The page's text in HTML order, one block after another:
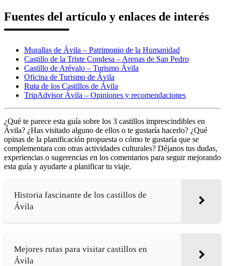
Fuentes del artículo y enlaces de interés
Murallas de Ávila – Patrimonio de la Humanidad
Castillo de la Triste Condesa – Arenas de San Pedro
Castillo de Arévalo – Turismo Ávila
Oficina de Turismo de Ávila
Ruta de los Castillos de Ávila
TripAdvisor Ávila – Opiniones y recomendaciones
¿Qué te parece esta guía sobre los 3 castillos imprescindibles en
Ávila? ¿Has visitado alguno de ellos o te gustaría hacerlo? ¿Qué
opinas de la planificación propuesta o cómo te gustaría que se
complementara con otras actividades culturales? Déjanos tus dudas,
experiencias o sugerencias en los comentarios para seguir mejorando
esta guía y ayudarte a planificar tu viaje.
Historia fascinante de los castillos de
Ávila
Mejores rutas para visitar castillos en
Ávila